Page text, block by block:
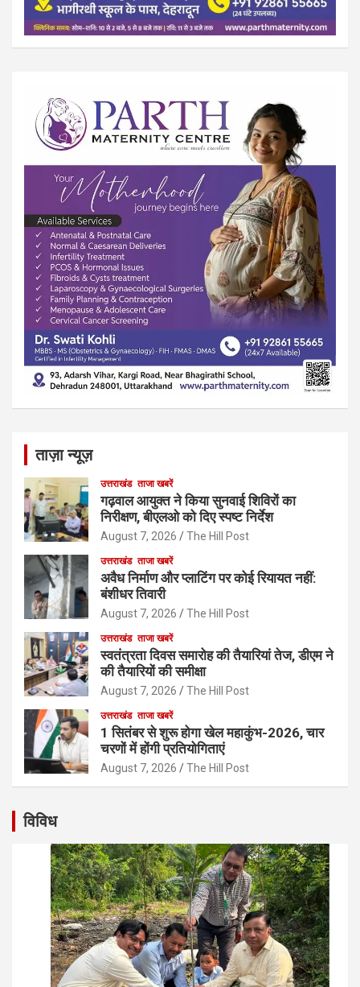
ताज़ा न्यूज़
उत्तराखंड ताजा खबरें
गढ़वाल आयुक्त ने किया सुनवाई शिविरों का
निरीक्षण, बीएलओ को दिए स्पष्ट निर्देश
August 7, 2026 The Hill Post
उत्तराखंड ताजा खबरें
अवैध निर्माण और प्लाटिंग पर कोई रियायत नहीं:
बंशीधर तिवारी
August 7, 2026 The Hill Post
उत्तराखंड ताजा खबरें
स्वतंत्रता दिवस समारोह की तैयारियां तेज, डीएम ने
की तैयारियों की समीक्षा
August 7, 2026 The Hill Post
उत्तराखंड ताजा खबरें
1 सितंबर से शुरू होगा खेल महाकुंभ-2026, चार
चरणों में होंगी प्रतियोगिताएं
August 7, 2026 The Hill Post
विविध